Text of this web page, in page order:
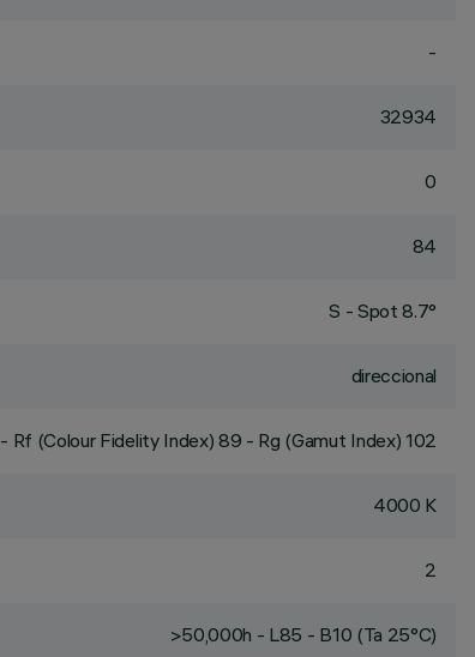
-
32934
0
84
S - Spot 8.7°
direccional
- Rf (Colour Fidelity Index) 89 - Rg (Gamut Index) 102
4000 K
2
>50,000h - L85 - B10 (Ta 25°C)